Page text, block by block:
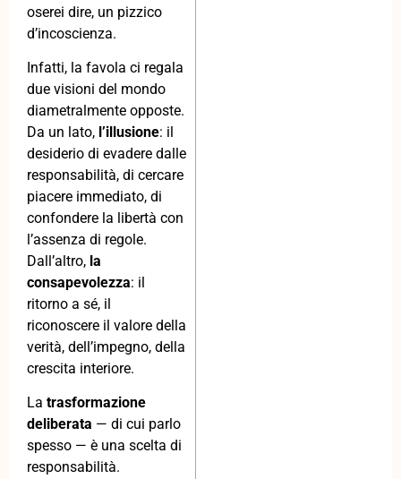
oserei dire, un pizzico
d’incoscienza.
Infatti, la favola ci regala
due visioni del mondo
diametralmente opposte.
Da un lato, l’illusione: il
desiderio di evadere dalle
responsabilità, di cercare
piacere immediato, di
confondere la libertà con
l’assenza di regole.
Dall’altro, la
consapevolezza: il
ritorno a sé, il
riconoscere il valore della
verità, dell’impegno, della
crescita interiore.
La trasformazione
deliberata — di cui parlo
spesso — è una scelta di
responsabilità.